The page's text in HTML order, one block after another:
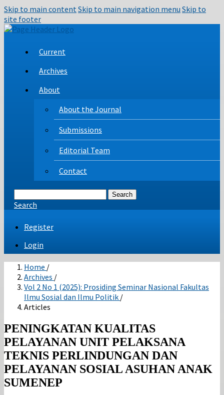
Skip to main contentSkip to main navigation menu Skip to
site footer
Current
Archives
About
About the Journal
Submissions
Editorial Team
Contact
Search
Search
Register
Login
Home /
Archives /
Vol 2 No 1 (2025): Prosiding Seminar Nasional Fakultas
Ilmu Sosial dan Ilmu Politik /
Articles
PENINGKATAN KUALITAS
PELAYANAN UNIT PELAKSANA
TEKNIS PERLINDUNGAN DAN
PELAYANAN SOSIAL ASUHAN ANAK
SUMENEP